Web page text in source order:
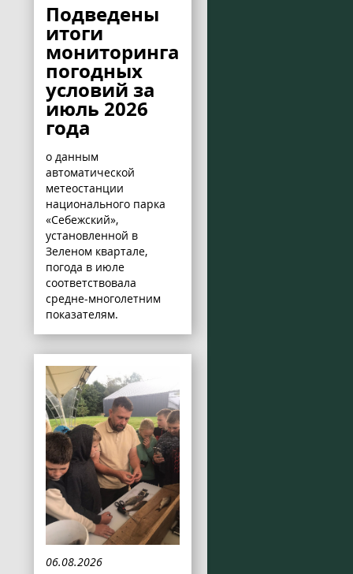
Подведены
итоги
мониторинга
погодных
условий за
июль 2026
года
о данным
автоматической
метеостанции
национального парка
«Себежский»,
установленной в
Зеленом квартале,
погода в июле
соответствовала
средне-многолетним
показателям.
06.08.2026